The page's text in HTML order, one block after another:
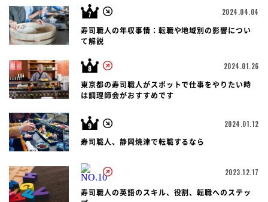
2024.04.04
寿司職人の年収事情：転職や地域別の影響につい
て解説
2024.01.26
東京都の寿司職人がスポットで仕事をやりたい時
は調理師会がおすすめです
2024.01.12
寿司職人、静岡焼津で転職するなら
2023.12.17
寿司職人の英語のスキル、役割、転職へのステッ